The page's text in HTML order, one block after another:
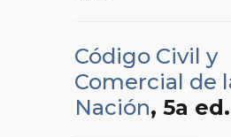
Código Civil y
Comercial de
Nación, 5a ed.